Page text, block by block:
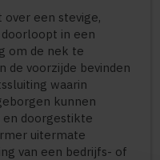
over een stevige,
in een
om de nek te
de voorzijde bevinden
waarin
kunnen
doorgestikte
uitermate
van een bedrijfs- of